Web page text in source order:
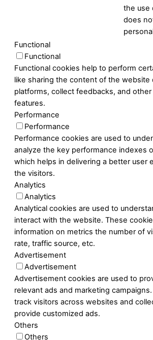
the use
does
Functional
Functional
Functional cookies help to perform
like sharing the content of the website
platforms, collect feedbacks, and
features.
Performance
Performance
Performance cookies are used to
analyze the key performance indexes
which helps in delivering a better user
the visitors.
Analytics
Analytics
Analytical cookies are used to
interact with the website. These
information on metrics the number of
rate, traffic source, etc.
Advertisement
Advertisement
Advertisement cookies are used to
relevant ads and marketing
track visitors across websites and
provide customized ads.
Others
Others